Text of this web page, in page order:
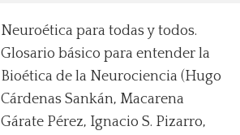
Neuroética para todas y todos.
Glosario básico para entender la
Bioética de la Neurociencia (Hugo
Cárdenas Sankán, Macarena
Gárate Pérez, Ignacio S. Pizarro,